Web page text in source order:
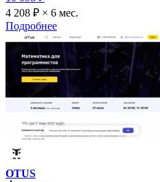
4 208 ₽ × 6 мес.
Подробнее
OTUS